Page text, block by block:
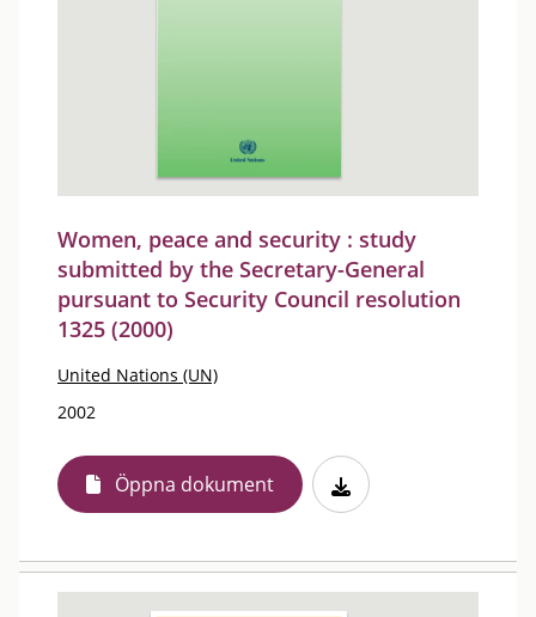
Women, peace and security : study
submitted by the Secretary-General
pursuant to Security Council resolution
1325 (2000)
United Nations (UN)
2002
Öppna dokument